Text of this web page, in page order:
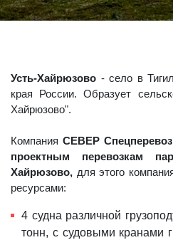
Усть-Хайрюзово - село в
края России. Образует
Хайрюзово".
Компания СЕВЕР
проектным перевозкам
Хайрюзово, для этого
ресурсами:
4 судна различной
тонн, с судовыми кранами